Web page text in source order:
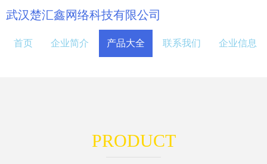
武汉楚汇鑫网络科技有限公司
首页 企业简介 产品大全 联系我们 企业信息
PRODUCT